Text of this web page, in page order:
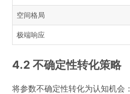
空间格局
极端响应
4.2 不确定性转化策略
将参数不确定性转化为认知机会：